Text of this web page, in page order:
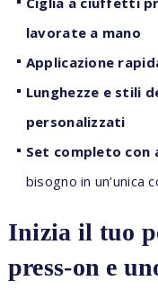
lavorate a mano
Applicazione
Lunghezze e stili
personalizzati
Set completo con
bisogno in un’unica
Inizia il tuo
press-on e